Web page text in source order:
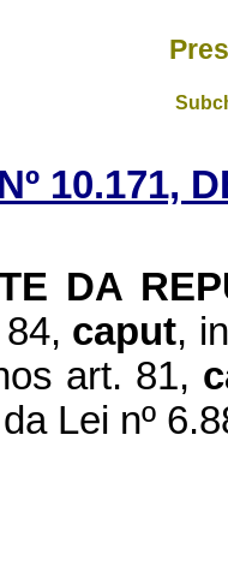
10.171,
DA
caput,
art. 81,
Lei nº